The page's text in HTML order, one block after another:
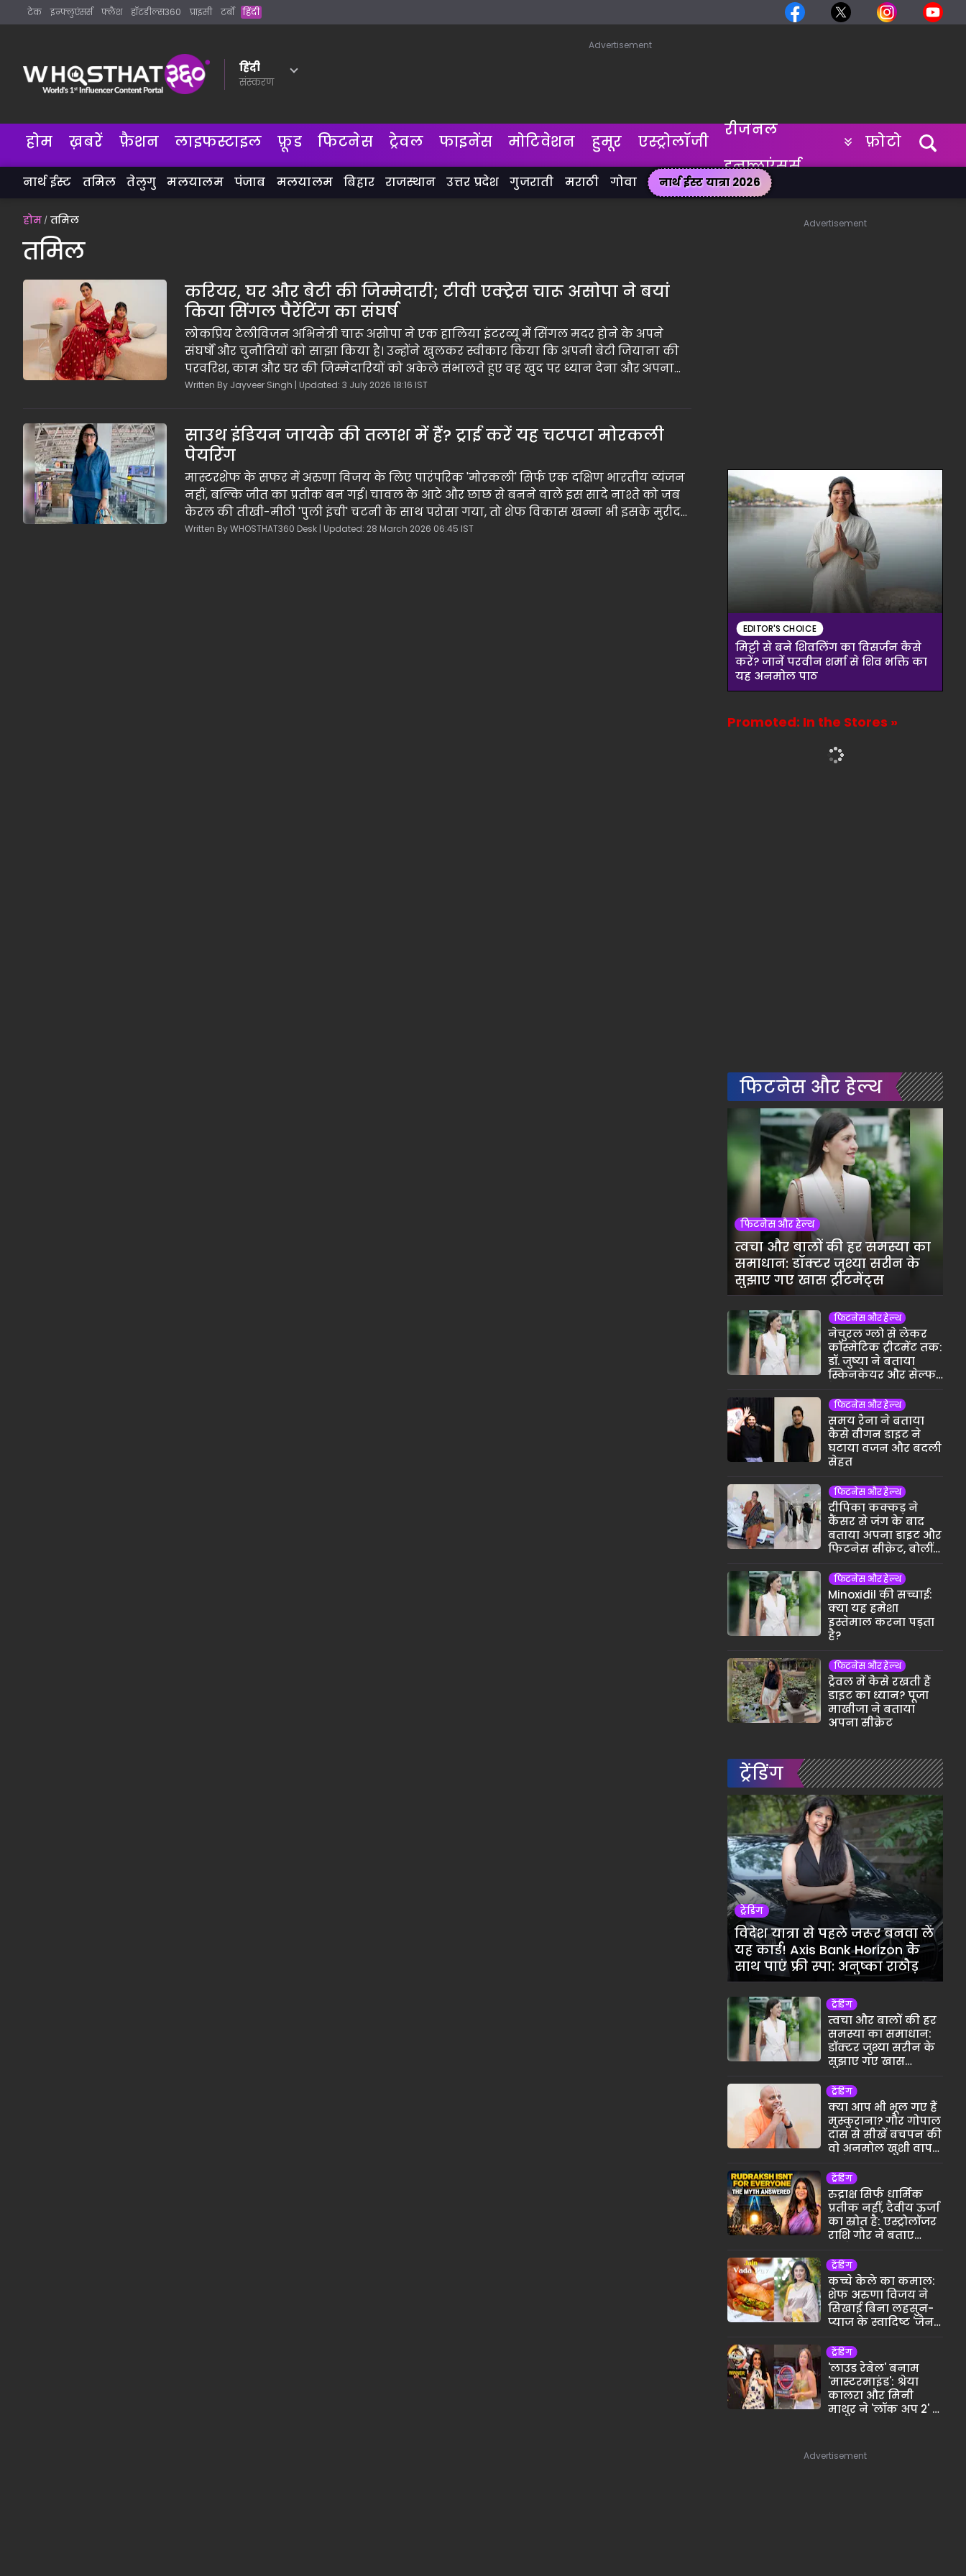
टेक इन्फ्लुएंसर्स फ्लैश हॉटडील्स360 प्राइसी टर्बो हिंदी
हिंदी
संस्करण
Advertisement
होम ख़बरें फ़ैशन लाइफस्टाइल फ़ूड फिटनेस ट्रेवल फाइनेंस मोटिवेशन हुमूर एस्ट्रोलॉजी
रीजनल
इन्फ्लुएंसर्स
फ़ोटो
नार्थ ईस्ट तमिल तेलुगु मलयालम पंजाब मलयालम बिहार राजस्थान उत्तर प्रदेश गुजराती मराठी गोवा नार्थ ईस्ट यात्रा 2026
होम तमिल
तमिल
करियर, घर और बेटी की जिम्मेदारी; टीवी एक्ट्रेस चारू असोपा ने बयां
किया सिंगल पैरेंटिंग का संघर्ष
लोकप्रिय टेलीविजन अभिनेत्री चारू असोपा ने एक हालिया इंटरव्यू में सिंगल मदर होने के अपने
संघर्षों और चुनौतियों को साझा किया है। उन्होंने खुलकर स्वीकार किया कि अपनी बेटी जियाना की
परवरिश, काम और घर की जिम्मेदारियों को अकेले संभालते हुए वह खुद पर ध्यान देना और अपना
ख्याल रखना पूरी तरह भूल चुकी हैं। उनके इस बयान ने सोशल मीडिया पर सिंगल पैरेंटिंग की बहस
Written By Jayveer Singh | Updated: 3 July 2026 18:16 IST
साउथ इंडियन जायके की तलाश में हैं? ट्राई करें यह चटपटा मोरकली
पेयरिंग
मास्टरशेफ के सफर में अरुणा विजय के लिए पारंपरिक 'मोरकली' सिर्फ एक दक्षिण भारतीय व्यंजन
नहीं, बल्कि जीत का प्रतीक बन गई। चावल के आटे और छाछ से बनने वाले इस सादे नाश्ते को जब
केरल की तीखी-मीठी 'पुली इंची' चटनी के साथ परोसा गया, तो शेफ विकास खन्ना भी इसके मुरीद
हो गए। उन्होंने इसे अपने नए रेस्तरां के मेन्यू में शामिल करने की इच्छा जताई। यह साधारण डिश
Written By WHOSTHAT360 Desk | Updated: 28 March 2026 06:45 IST
Advertisement
EDITOR'S CHOICE
मिट्टी से बने शिवलिंग का विसर्जन कैसे
करें? जानें परवीन शर्मा से शिव भक्ति का
यह अनमोल पाठ
Promoted: In the Stores »
फिटनेस और हेल्थ
फिटनेस और हेल्थ
त्वचा और बालों की हर समस्या का
समाधान: डॉक्टर जुश्या सरीन के
सुझाए गए खास ट्रीटमेंट्स
फिटनेस और हेल्थ
नेचुरल ग्लो से लेकर
कॉस्मेटिक ट्रीटमेंट तक:
डॉ. जुष्या ने बताया
स्किनकेयर और सेल्फ-
मतलब
फिटनेस और हेल्थ
समय रैना ने बताया
कैसे वीगन डाइट ने
घटाया वजन और बदली
सेहत
फिटनेस और हेल्थ
दीपिका कक्कड़ ने
कैंसर से जंग के बाद
बताया अपना डाइट और
फिटनेस सीक्रेट, बोलीं-
बदली जिंदगी
फिटनेस और हेल्थ
Minoxidil की सच्चाई:
क्या यह हमेशा
इस्तेमाल करना पड़ता
है?
फिटनेस और हेल्थ
ट्रैवल में कैसे रखती हैं
डाइट का ध्यान? पूजा
माखीजा ने बताया
अपना सीक्रेट
ट्रेंडिंग
ट्रेंडिंग
विदेश यात्रा से पहले जरूर बनवा लें
यह कार्ड! Axis Bank Horizon के
साथ पाएं फ्री स्पा: अनुष्का राठौड़
ट्रेंडिंग
त्वचा और बालों की हर
समस्या का समाधान:
डॉक्टर जुश्या सरीन के
सुझाए गए खास
ट्रेंडिंग
क्या आप भी भूल गए हैं
मुस्कुराना? गौर गोपाल
दास से सीखें बचपन की
वो अनमोल खुशी वापस
ट्रेंडिंग
रुद्राक्ष सिर्फ धार्मिक
प्रतीक नहीं, दैवीय ऊर्जा
का स्रोत है: एस्ट्रोलॉजर
राशि गौर ने बताए
ट्रेंडिंग
कच्चे केले का कमाल:
शेफ अरुणा विजय ने
सिखाई बिना लहसुन-
प्याज के स्वादिष्ट 'जैन
विधि
ट्रेंडिंग
'लाउड रेबेल' बनाम
'मास्टरमाइंड': श्रेया
कालरा और मिनी
माथुर ने 'लॉक अप 2' व
Advertisement